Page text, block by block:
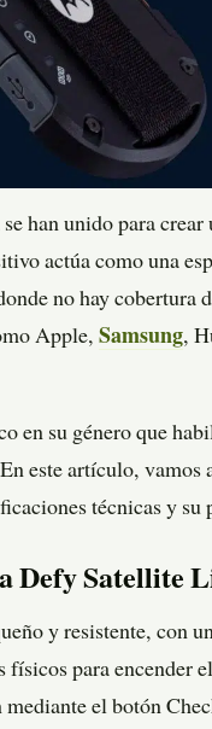
han unido para
actúa como una
no hay cobertura
Apple, Samsung,
en su género que
este artículo, vamos
técnicas y su
Defy Satellite
y resistente, con
físicos para encender
el botón